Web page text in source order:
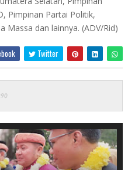
Pimpinan Partai Politik,
Massa dan lainnya. (ADV/Rid)
Twitter